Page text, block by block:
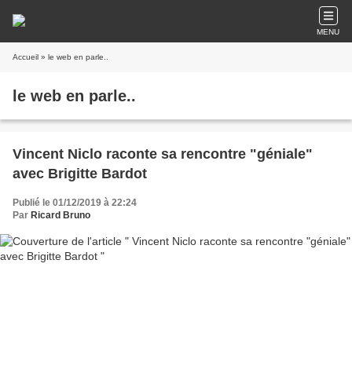
MENU
Accueil » le web en parle..
le web en parle..
Vincent Niclo raconte sa rencontre "géniale"
avec Brigitte Bardot
Publié le 01/12/2019 à 22:24
Par Ricard Bruno